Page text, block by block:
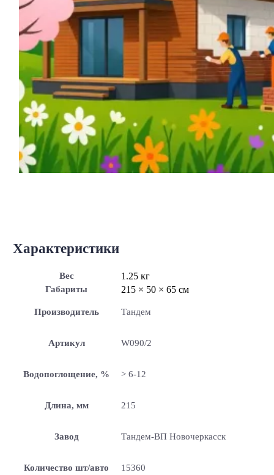
Характеристики
Вес 1.25 кг
Габариты 215 × 50 × 65 см
Производитель Тандем
Артикул W090/2
Водопоглощение, % > 6-12
Длина, мм 215
Завод Тандем-ВП Новочеркасск
Количество шт/авто 15360